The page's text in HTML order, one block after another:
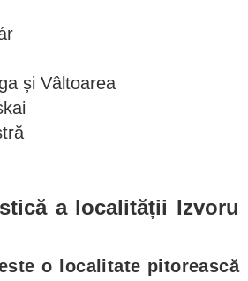
și Vâltoarea
a localității Izvoru
o localitate pitorească